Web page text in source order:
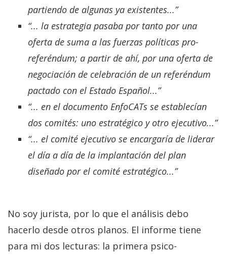
partiendo de algunas ya existentes...”
“... la estrategia pasaba por tanto por una
oferta de suma a las fuerzas políticas pro-
referéndum; a partir de ahí, por una oferta de
negociación de celebración de un referéndum
pactado con el Estado Español...”
“... en el documento EnfoCATs se establecían
dos comités: uno estratégico y otro ejecutivo...”
“... el comité ejecutivo se encargaría de liderar
el día a día de la implantación del plan
diseñado por el comité estratégico...”
No soy jurista, por lo que el análisis debo
hacerlo desde otros planos. El informe tiene
para mi dos lecturas: la primera psico-